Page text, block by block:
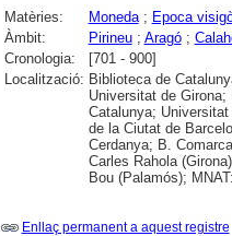
Matèries: Moneda; Epoca
Àmbit:
Pirineu; Aragó;
Cronologia:
[701 - 900]
Localització: Biblioteca de
Universitat de
Catalunya;
de la Ciutat de
Cerdanya; B.
Carles Rahola
Bou (Palamós);
Enllaç permanent a aquest registre